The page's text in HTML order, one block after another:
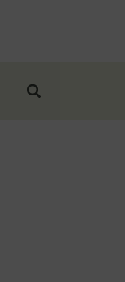
Suchen